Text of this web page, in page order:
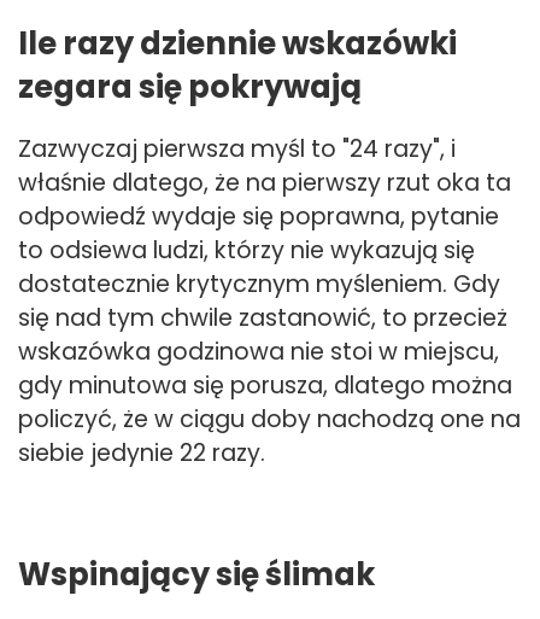
Ile razy dziennie wskazówki
zegara się pokrywają
Zazwyczaj pierwsza myśl to "24 razy", i
właśnie dlatego, że na pierwszy rzut oka ta
odpowiedź wydaje się poprawna, pytanie
to odsiewa ludzi, którzy nie wykazują się
dostatecznie krytycznym myśleniem. Gdy
się nad tym chwile zastanowić, to przecież
wskazówka godzinowa nie stoi w miejscu,
gdy minutowa się porusza, dlatego można
policzyć, że w ciągu doby nachodzą one na
siebie jedynie 22 razy.
Wspinający się ślimak